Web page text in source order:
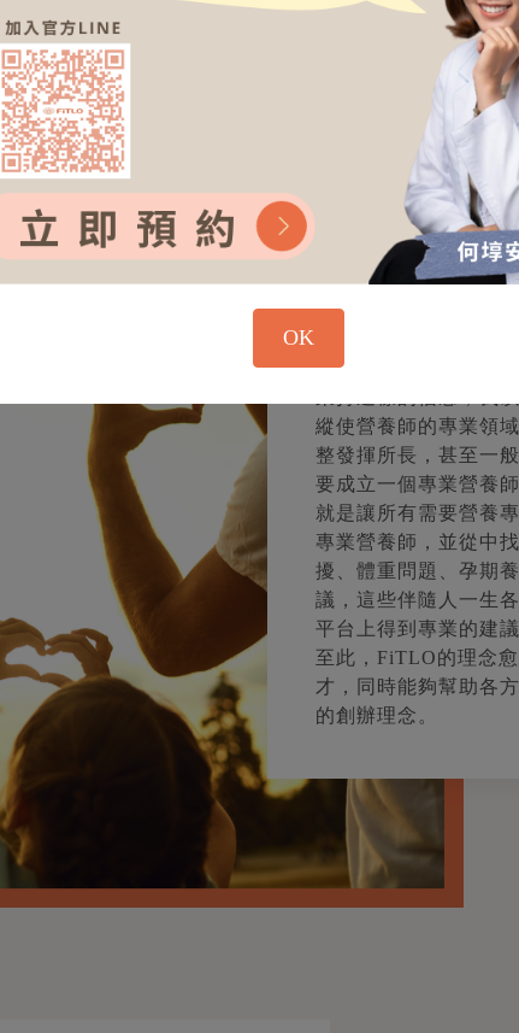
這是一個親身
我是FiTLO創辦人
而頗受困擾，當時的
方，也讓健康付出了
之後，有別於校園的
處求診無門的窘境，
我該如何找到
秉持這樣的信念，我
縱使營養師的專業領
整發揮所長，甚至一
要成立一個專業營養
就是讓所有需要營養
專業營養師，並從中
擾、體重問題、孕期
議，這些伴隨人一生
平台上得到專業的建
至此，FiTLO的理念
才，同時能夠幫助各
的創辦理念。
OK